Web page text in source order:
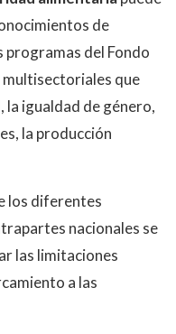
de
programas del Fondo
multisectoriales que
la igualdad de género,
la producción
los diferentes
nacionales se
las limitaciones
a las